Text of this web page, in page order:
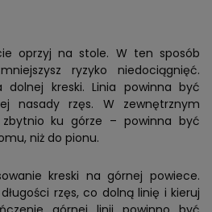
oprzyj na stole. W ten sposób
ryzyko niedociągnięć.
dolnej kreski. Linia powinna być
nasady rzęs. W zewnętrznym
ku górze – powinna być
niż do pionu.
kreski na górnej powiece.
rzęs, co dolną linię i kieruj